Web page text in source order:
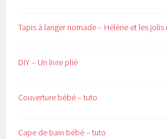
Tapis à langer nomade – Hélène et les jolis
DIY – Un livre plié
Couverture bébé – tuto
Cape de bain bébé – tuto